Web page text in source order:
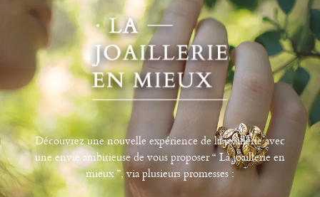
Découvrez une nouvelle expérience de la joaillerie avec
une envie ambitieuse de vous proposer “ La joaillerie en
mieux ”, via plusieurs promesses :